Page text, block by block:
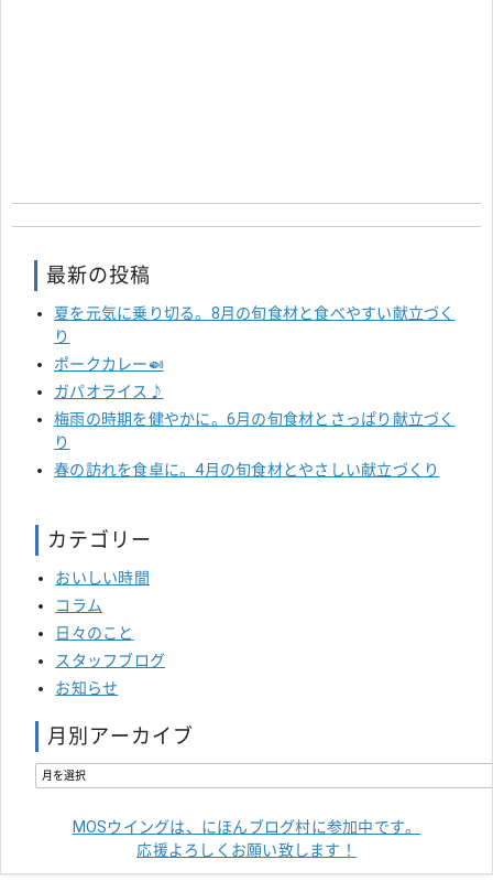
最新の投稿
夏を元気に乗り切る。8月の旬食材と食べやすい献立づく
り
ポークカレー🍛
ガパオライス♪
梅雨の時期を健やかに。6月の旬食材とさっぱり献立づく
り
春の訪れを食卓に。4月の旬食材とやさしい献立づくり
カテゴリー
おいしい時間
コラム
日々のこと
スタッフブログ
お知らせ
月別アーカイブ
MOSウイングは、にほんブログ村に参加中です。
応援よろしくお願い致します！